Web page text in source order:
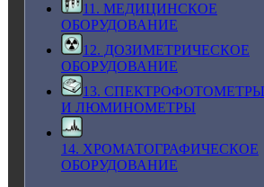
11. МЕДИЦИНСКОЕ
ОБОРУДОВАНИЕ
12. ДОЗИМЕТРИЧЕСКОЕ
ОБОРУДОВАНИЕ
13. СПЕКТРОФОТОМЕТРЫ
И ЛЮМИНОМЕТРЫ
14. ХРОМАТОГРАФИЧЕСКОЕ
ОБОРУДОВАНИЕ